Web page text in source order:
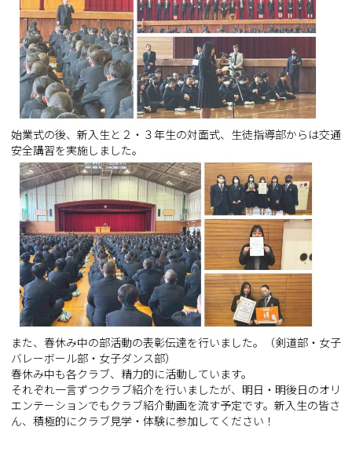
始業式の後、新入生と２・３年生の対面式、生徒指導部からは交通
安全講習を実施しました。
また、春休み中の部活動の表彰伝達を行いました。（剣道部・女子
バレーボール部・女子ダンス部）
春休み中も各クラブ、精力的に活動しています。
それぞれ一言ずつクラブ紹介を行いましたが、明日・明後日のオリ
エンテーションでもクラブ紹介動画を流す予定です。新入生の皆さ
ん、積極的にクラブ見学・体験に参加してください！